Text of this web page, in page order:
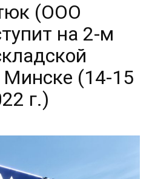
(ООО
на 2-м
Минске (14-15
г.)